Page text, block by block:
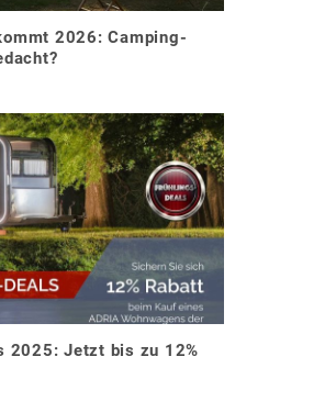
2026: Camping-
2025: Jetzt bis zu 12%